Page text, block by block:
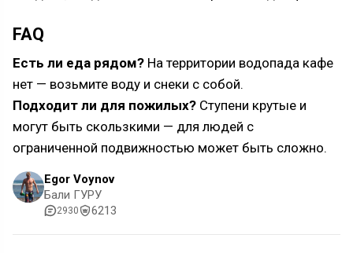
FAQ
Есть ли еда рядом? На территории водопада кафе
нет — возьмите воду и снеки с собой.
Подходит ли для пожилых? Ступени крутые и
могут быть скользкими — для людей с
ограниченной подвижностью может быть сложно.
Egor Voynov
Бали ГУРУ
2930 6213